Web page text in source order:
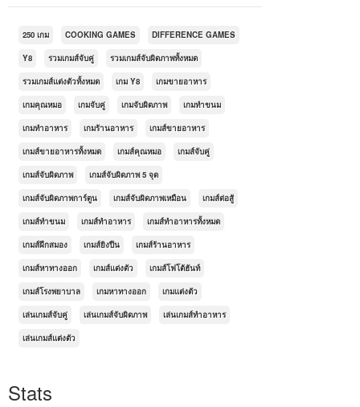
250 เกม COOKING GAMES DIFFERENCE GAMES
Y8 รวมเกมส์จับคู่ รวมเกมส์จับผิดภาพทั้งหมด
รวมเกมส์แต่งตัวทั้งหมด เกม Y8 เกมขายอาหาร
เกมคุณหมอ เกมจับคู่ เกมจับผิดภาพ เกมทำขนม
เกมทำอาหาร เกมร้านอาหาร เกมส์ขายอาหาร
เกมส์ขายอาหารทั้งหมด เกมส์คุณหมอ เกมส์จับคู่
เกมส์จับผิดภาพ เกมส์จับผิดภาพ 5 จุด
เกมส์จับผิดภาพการ์ตูน เกมส์จับผิดภาพเหมือน เกมส์ต่อสู้
เกมส์ทำขนม เกมส์ทำอาหาร เกมส์ทำอาหารทั้งหมด
เกมส์ฝึกสมอง เกมส์ยิงปืน เกมส์ร้านอาหาร
เกมส์หาทางออก เกมส์แต่งตัว เกมส์โฟโต้ฮันท์
เกมส์โรงพยาบาล เกมหาทางออก เกมแต่งตัว
เล่นเกมส์จับคู่ เล่นเกมส์จับผิดภาพ เล่นเกมส์ทำอาหาร
เล่นเกมส์แต่งตัว
Stats